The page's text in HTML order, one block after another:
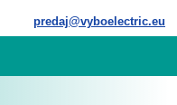
predaj@vyboelectric.eu